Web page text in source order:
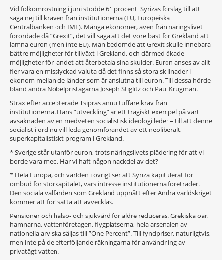
Vid folkomröstning i juni stödde 61 procent Syrizas förslag till att
säga nej till kraven från institutionerna (EU, Europeiska
Centralbanken och IMF). Många ekonomer, även från näringslivet
förordade då ”Grexit”, det vill säga att det vore bäst för Grekland att
lämna euron (men inte EU). Man bedömde att Grexit skulle innebära
bättre möjligheter för tillväxt i Grekland, och därmed ökade
möjligheter för landet att återbetala sina skulder. Euron anses av allt
fler vara en misslyckad valuta då det finns så stora skillnader i
ekonom mellan de länder som är anslutna till euron. Till dessa hörde
bland andra Nobelpristagarna Joseph Stiglitz och Paul Krugman.
Strax efter accepterade Tsipras ännu tuffare krav från
institutionerna. Hans ”utveckling” är ett tragiskt exempel på vart
avsaknaden av en medveten socialistisk ideologi leder – till att denne
socialist i ord nu vill leda genomförandet av ett neoliberalt,
superkapitalistiskt program i Grekland.
* Sverige står utanför euron, trots näringslivets plädering för att vi
borde vara med. Har vi haft någon nackdel av det?
* Hela Europa, och världen i övrigt ser att Syriza kapitulerat för
ombud för storkapitalet, vars intresse institutionerna företräder.
Den sociala välfärden som Grekland uppnått efter Andra världskriget
kommer att fortsätta att avvecklas.
Pensioner och hälso- och sjukvård för äldre reduceras. Grekiska öar,
hamnarna, vattenföretagen, flygplatserna, hela arsenalen av
nationella arv ska säljas till ”One Percent”. Till fyndpriser, naturligtvis,
men inte på de efterföljande räkningarna för användning av
privatägt vatten.